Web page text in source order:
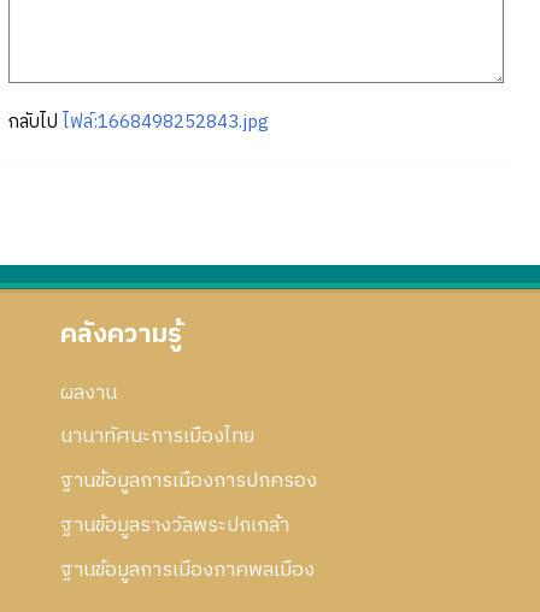
กลับไป ไฟล์:1668498252843.jpg
คลังความรู้
ผลงาน
นานาทัศนะการเมืองไทย
ฐานข้อมูลการเมืองการปกครอง
ฐานข้อมูลรางวัลพระปกเกล้า
ฐานข้อมูลการเมืองภาคพลเมือง